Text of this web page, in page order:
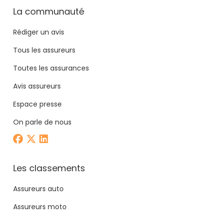
La communauté
Rédiger un avis
Tous les assureurs
Toutes les assurances
Avis assureurs
Espace presse
On parle de nous
Les classements
Assureurs auto
Assureurs moto